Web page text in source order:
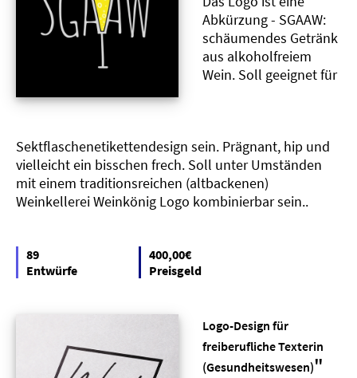
Abkürzung - SGAAW:
schäumendes Getränk
aus alkoholfreiem
Wein. Soll geeignet für
Sektflaschenetikettendesign sein. Prägnant, hip und
vielleicht ein bisschen frech. Soll unter Umständen
mit einem traditionsreichen (altbackenen)
Weinkellerei Weinkönig Logo kombinierbar sein..
89
Entwürfe
400,00€
Preisgeld
Logo-Design für
freiberufliche Texterin
(Gesundheitswesen)"